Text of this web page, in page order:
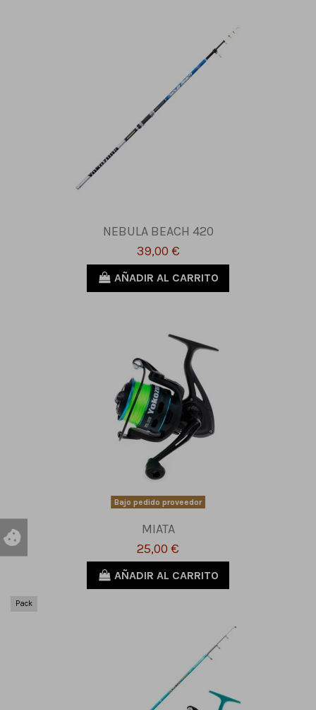
NEBULA BEACH 420
39,00 €
AÑADIR AL CARRITO
Bajo pedido proveedor
MIATA
25,00 €
AÑADIR AL CARRITO
Pack